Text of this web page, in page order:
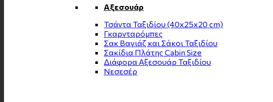
Αξεσουάρ
Τσάντα Ταξιδίου (40x25x20 cm)
Γκαρνταρόμπες
Σακ Βαγιάζ και Σάκοι Ταξιδίου
Σακίδια Πλάτης Cabin Size
Διάφορα Αξεσουάρ Ταξιδίου
Νεσεσέρ